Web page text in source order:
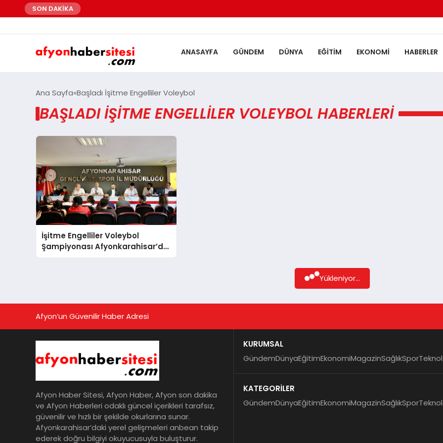
SON DAKİKA
ANASAYFA GÜNDEM DÜNYA EĞITIM EKONOMI HABERLER
Ana Sayfa Başladı İşitme Engelliler Voleybol
BAŞLADI İŞITME ENGELLILER VOLEYBOL HABERLERI
İşitme Engelliler Voleybol
Şampiyonası Afyonkarahisar’da
Başladı
Yükleniyor...
Afyon’un Güvenilir Haber Adresi
Afyon Haber Sitesi, Afyon Haber, Afyon son dakika
ve Afyon Haberleri odaklı güncel içerikleri tarafsız,
güvenilir ve hızlı bir şekilde okurlarına sunar.
Afyonkarahisar’daki yerel gelişmeleri anbean takip
ederek doğru bilgiyi okuyucusuyla buluşturur.
KURUMSAL
GündemDünyaEğitimEkonomiMagazinSağlıkSpor
KATEGORİLER
GündemDünyaEğitimEkonomiMagazinSağlıkSpor